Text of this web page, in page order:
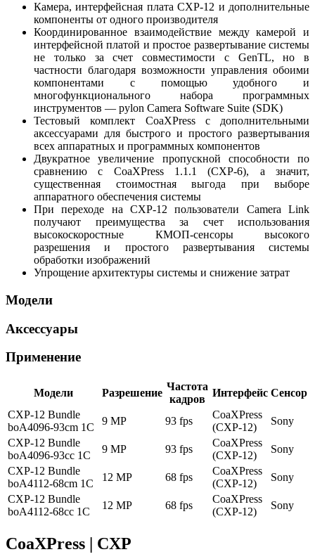
Камера, интерфейсная плата CXP-12 и дополнительные
компоненты от одного производителя
Координированное взаимодействие между камерой и
интерфейсной платой и простое развертывание системы
не только за счет совместимости с GenTL, но в
частности благодаря возможности управления обоими
компонентами с помощью удобного и
многофункционального набора программных
инструментов — pylon Camera Software Suite (SDK)
Тестовый комплект CoaXPress с дополнительными
аксессуарами для быстрого и простого развертывания
всех аппаратных и программных компонентов
Двукратное увеличение пропускной способности по
сравнению с CoaXPress 1.1.1 (CXP-6), а значит,
существенная стоимостная выгода при выборе
аппаратного обеспечения системы
При переходе на CXP-12 пользователи Camera Link
получают преимущества за счет использования
высокоскоростные КМОП-сенсоры высокого
разрешения и простого развертывания системы
обработки изображений
Упрощение архитектуры системы и снижение затрат
Модели
Аксессуары
Применение
Модели Разрешение
Частота
кадров
Интерфейс Сенсор
CXP-12 Bundle
boA4096-93cm 1C
9 MP 93 fps
CoaXPress
(CXP-12)
Sony
CXP-12 Bundle
boA4096-93cc 1C
9 MP 93 fps
CoaXPress
(CXP-12)
Sony
CXP-12 Bundle
boA4112-68cm 1C
12 MP 68 fps
CoaXPress
(CXP-12)
Sony
CXP-12 Bundle
boA4112-68cc 1C
12 MP 68 fps
CoaXPress
(CXP-12)
Sony
CoaXPress | CXP